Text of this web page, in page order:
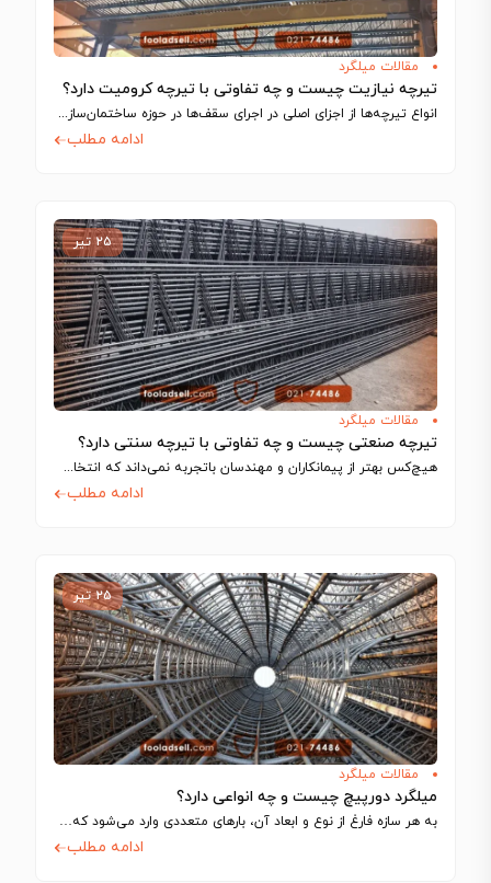
مقالات میلگرد
تیرچه نیازیت چیست و چه تفاوتی با تیرچه کرومیت دارد؟
انواع تیرچه‌ها از اجزای اصلی در اجرای سقف‌ها در حوزه ساختمان‌سازی به شمار می‌آیند…
ادامه مطلب
۲۵ تیر
مقالات میلگرد
تیرچه صنعتی چیست و چه تفاوتی با تیرچه سنتی دارد؟
هیچ‌کس بهتر از پیمانکاران و مهندسان باتجربه نمی‌داند که انتخاب اجزای سازه تا چه…
ادامه مطلب
۲۵ تیر
مقالات میلگرد
میلگرد دورپیچ چیست و چه انواعی دارد؟
به هر سازه فارغ از نوع و ابعاد آن، بارهای متعددی وارد می‌شود که…
ادامه مطلب